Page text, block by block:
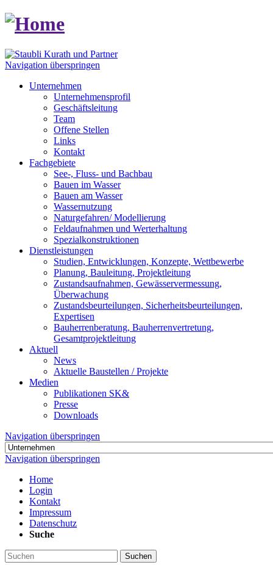
Navigation überspringen
Unternehmen
Unternehmensprofil
Geschäftsleitung
Team
Offene Stellen
Links
Kontakt
Fachgebiete
See-, Fluss- und Bachbau
Bauen im Wasser
Bauen am Wasser
Wassernutzung
Naturgefahren/ Modellierung
Feldaufnahmen und Werterhaltung
Spezialkonstruktionen
Dienstleistungen
Studien, Entwicklungen, Konzepte, Wettbewerbe
Planung, Bauleitung, Projektleitung
Zustandsaufnahmen, Gewässervermessung,
Überwachung
Zustandsbeurteilungen, Sicherheitsbeurteilungen,
Expertisen
Bauherrenberatung, Bauherrenvertretung,
Gesamtprojektleitung
Aktuell
News
Aktuelle Baustellen / Projekte
Medien
Publikationen SK&
Presse
Downloads
Navigation überspringen
Navigation überspringen
Home
Login
Kontakt
Impressum
Datenschutz
Suche
Suchen